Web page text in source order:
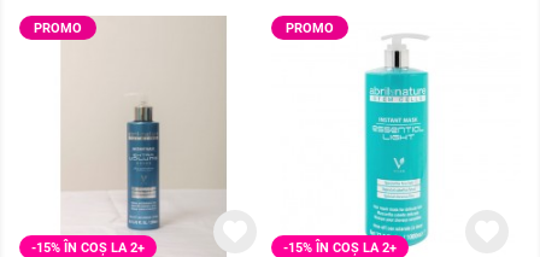
-15% ÎN COȘ LA 2+
PROMO
-15% ÎN COȘ LA 2+
PROMO